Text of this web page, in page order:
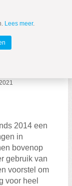
MENU
Zoeken
2014 een
in
bovenop
gebruik van
voorstel om
voor heel
Lees meer.